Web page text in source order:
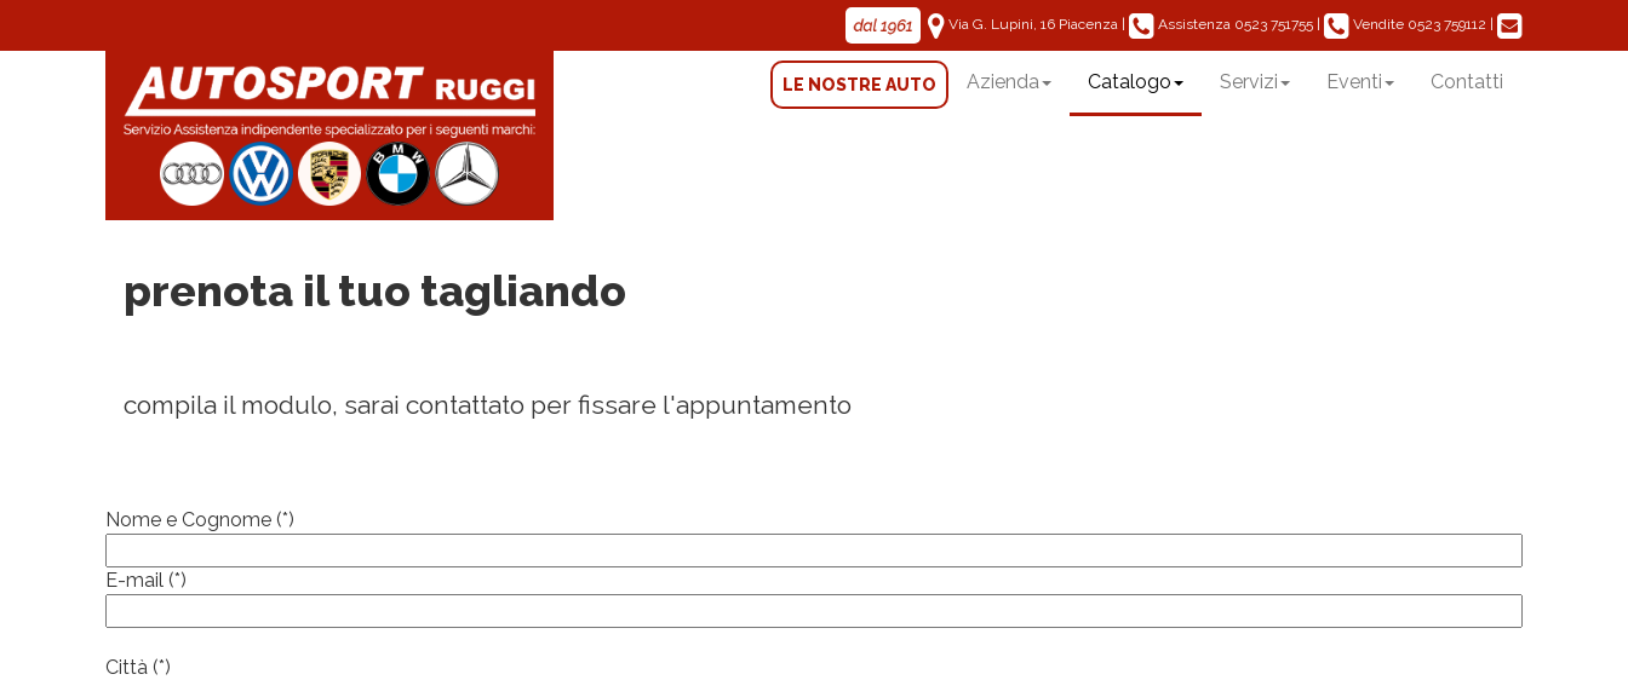
Via G. Lupini, 16 Piacenza Assistenza 0523 751755 Vendite 0523 759112
LE NOSTRE AUTO Azienda Catalogo Servizi Eventi Contatti
prenota il tuo tagliando
compila il modulo, sarai contattato per fissare l'appuntamento
Nome e Cognome (*)
E-mail (*)
Città (*)